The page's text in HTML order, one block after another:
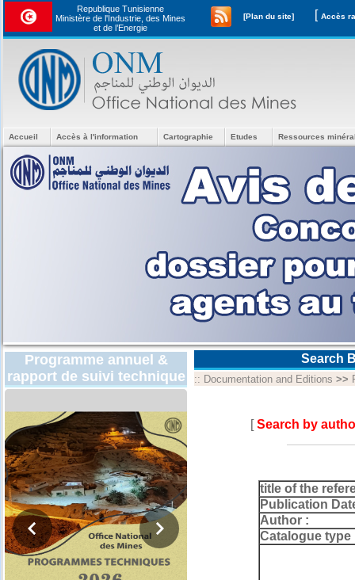
Republique Tunisienne
Ministère de l'Industrie, des Mines
et de l’Energie
[Plan du site] [
Accueil Accès à l'information Cartographie Etudes Ressources
Programme annuel &
rapport de suivi technique
Search
:: Documentation and Editions >>
[Search by
title of the
Publication
Author :
Catalogue type